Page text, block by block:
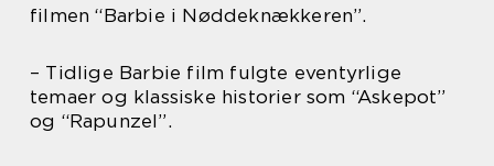
filmen “Barbie i Nøddeknækkeren”.
– Tidlige Barbie film fulgte eventyrlige
temaer og klassiske historier som “Askepot”
og “Rapunzel”.